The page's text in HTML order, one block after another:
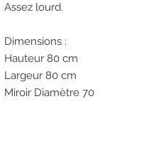
Assez lourd.
Dimensions :
Hauteur 80 cm
Largeur 80 cm
Miroir Diamètre 70